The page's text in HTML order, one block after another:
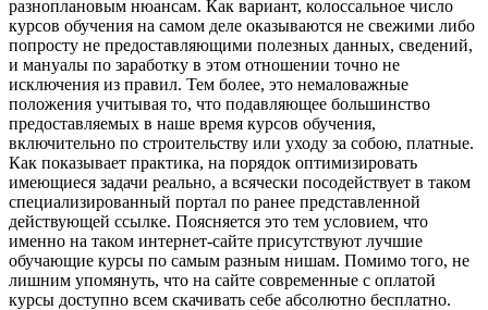
разноплановым нюансам. Как вариант, колоссальное число
курсов обучения на самом деле оказываются не свежими либо
попросту не предоставляющими полезных данных, сведений,
и мануалы по заработку в этом отношении точно не
исключения из правил. Тем более, это немаловажные
положения учитывая то, что подавляющее большинство
предоставляемых в наше время курсов обучения,
включительно по строительству или уходу за собою, платные.
Как показывает практика, на порядок оптимизировать
имеющиеся задачи реально, а всячески посодействует в таком
специализированный портал по ранее представленной
действующей ссылке. Поясняется это тем условием, что
именно на таком интернет-сайте присутствуют лучшие
обучающие курсы по самым разным нишам. Помимо того, не
лишним упомянуть, что на сайте современные с оплатой
курсы доступно всем скачивать себе абсолютно бесплатно.